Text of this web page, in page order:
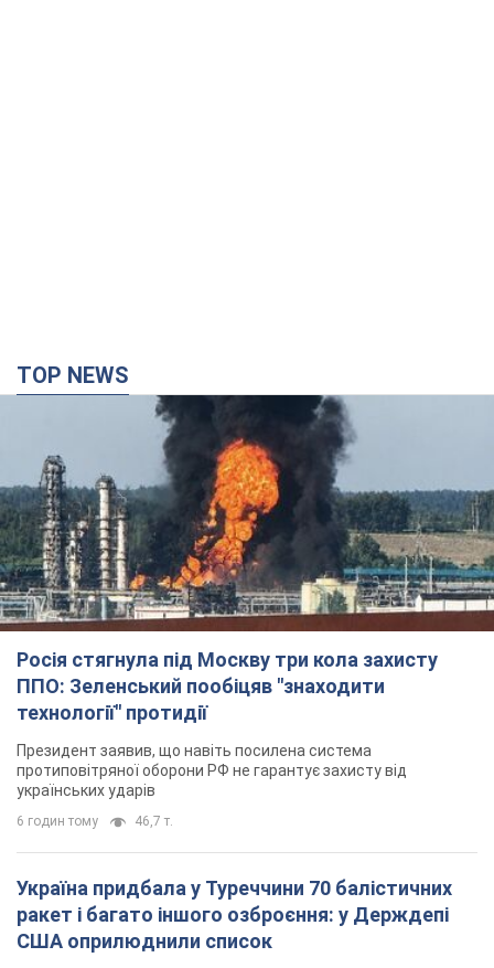
TOP NEWS
Росія стягнула під Москву три кола захисту
ППО: Зеленський пообіцяв "знаходити
технології" протидії
Президент заявив, що навіть посилена система
протиповітряної оборони РФ не гарантує захисту від
українських ударів
6 годин тому 46,7 т.
Україна придбала у Туреччини 70 балістичних
ракет і багато іншого озброєння: у Держдепі
США оприлюднили список